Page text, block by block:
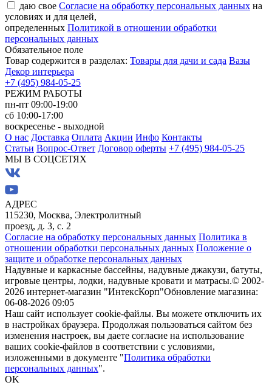
даю свое Согласие на обработку персональных данных на
условиях и для целей,
определенных Политикой в отношении обработки
персональных данных
Обязательное поле
Товар содержится в разделах: Товары для дачи и сада Вазы
Декор интерьера
+7 (495) 984-05-25
РЕЖИМ РАБОТЫ
пн-пт 09:00-19:00
сб 10:00-17:00
воскресенье - выходной
О нас Доставка Оплата Акции Инфо Контакты
Статьи Вопрос-Ответ Договор оферты +7 (495) 984-05-25
МЫ В СОЦСЕТЯХ
АДРЕС
115230, Москва, Электролитный
проезд, д. 3, с. 2
Согласие на обработку персональных данных Политика в
отношении обработки персональных данных Положение о
защите и обработке персональных данных
Надувные и каркасные бассейны, надувные джакузи, батуты,
игровые центры, лодки, надувные кровати и матрасы.© 2002-
2026 интернет-магазин "ИнтексКорп"Обновление магазина:
06-08-2026 09:05
Наш сайт использует cookie-файлы. Вы можете отключить их
в настройках браузера. Продолжая пользоваться сайтом без
изменения настроек, вы даете согласие на использование
ваших cookie-файлов в соответствии с условиями,
изложенными в документе "Политика обработки
персональных данных".
OK